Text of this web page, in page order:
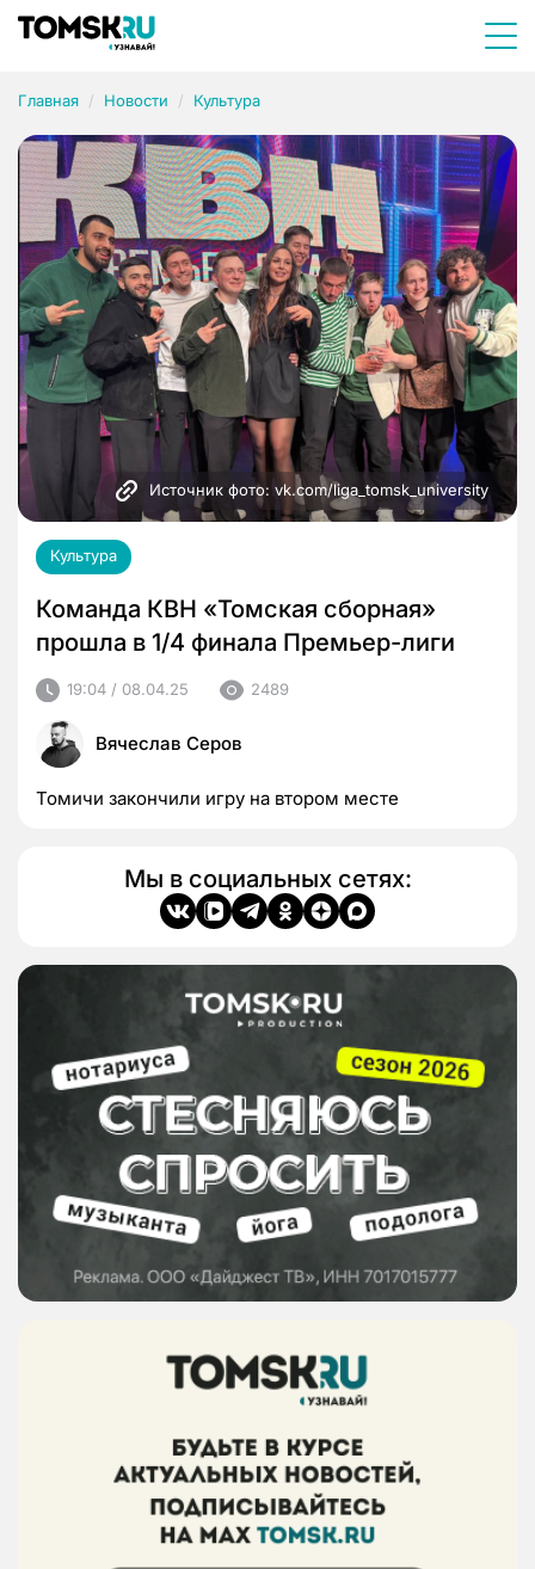
Главная Новости Культура
Источник фото: vk.com/liga_tomsk_university
Культура
Команда КВН «Томская сборная»
прошла в 1/4 финала Премьер-лиги
19:04 / 08.04.25 2489
Вячеслав Серов
Томичи закончили игру на втором месте
Мы в социальных сетях: